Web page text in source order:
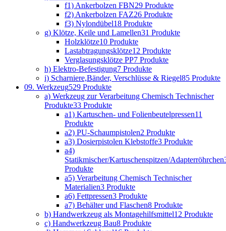
f1) Ankerbolzen FBN29 Produkte
f2) Ankerbolzen FAZ26 Produkte
f3) Nylondübel18 Produkte
g) Klötze, Keile und Lamellen31 Produkte
Holzklötze10 Produkte
Lastabtragungsklötze12 Produkte
Verglasungsklötze PP7 Produkte
h) Elektro-Befestigung7 Produkte
i) Scharniere,Bänder, Verschlüsse & Riegel85 Produkte
09. Werkzeug529 Produkte
a) Werkzeug zur Verarbeitung Chemisch Technischer
Produkte33 Produkte
a1) Kartuschen- und Folienbeutelpressen11
Produkte
a2) PU-Schaumpistolen2 Produkte
a3) Dosierpistolen Klebstoffe3 Produkte
a4)
Statikmischer/Kartuschenspitzen/Adapterröhrchen
Produkte
a5) Verarbeitung Chemisch Technischer
Materialien3 Produkte
a6) Fettpressen3 Produkte
a7) Behälter und Flaschen8 Produkte
b) Handwerkzeug als Montagehilfsmittel12 Produkte
c) Handwerkzeug Bau8 Produkte